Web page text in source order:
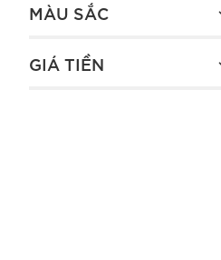
MÀU SẮC
GIÁ TIỀN